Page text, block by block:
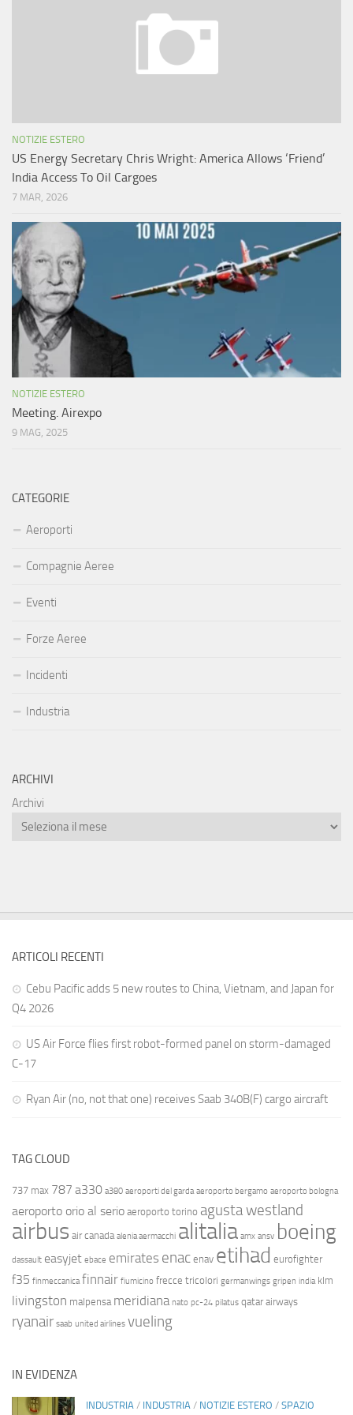
NOTIZIE ESTERO
US Energy Secretary Chris Wright: America Allows ‘Friend’
India Access To Oil Cargoes
7 MAR, 2026
NOTIZIE ESTERO
Meeting. Airexpo
9 MAG, 2025
CATEGORIE
Aeroporti
Compagnie Aeree
Eventi
Forze Aeree
Incidenti
Industria
ARCHIVI
Archivi
ARTICOLI RECENTI
Cebu Pacific adds 5 new routes to China, Vietnam, and Japan for
Q4 2026
US Air Force flies first robot-formed panel on storm-damaged
C-17
Ryan Air (no, not that one) receives Saab 340B(F) cargo aircraft
TAG CLOUD
737 max 787 a330 a380 aeroporti del garda aeroporto bergamo aeroporto bologna
aeroporto orio al serio aeroporto torino agusta westland
airbus air canada alenia aermacchi alitalia amx ansv boeing
dassault easyjet ebace emirates enac enav etihad eurofighter
f35 finmeccanica finnair fiumicino frecce tricolori germanwings gripen india klm
livingston malpensa meridiana nato pc-24 pilatus qatar airways
ryanair saab united airlines vueling
IN EVIDENZA
INDUSTRIA / INDUSTRIA / NOTIZIE ESTERO / SPAZIO